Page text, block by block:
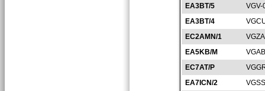
EA3BT/5
VGV-
EA3BT/4
EC2AMN/1
EA5KB/M
EC7AT/P
EA7ICN/2